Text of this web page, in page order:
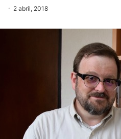
2 abril, 2018